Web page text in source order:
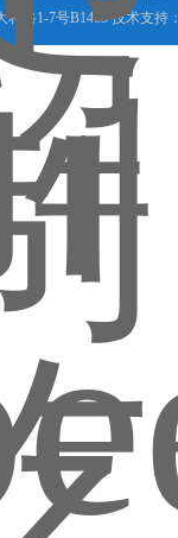
路1-7号B1403 技术支持：